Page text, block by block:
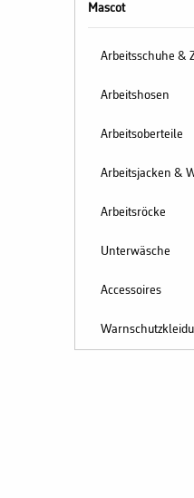
Mascot
Arbeitsschuhe &
Arbeitshosen
Arbeitsoberteile
Arbeitsjacken &
Arbeitsröcke
Unterwäsche
Accessoires